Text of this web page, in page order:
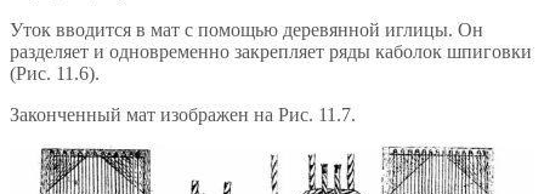
Уток вводится в мат с помощью деревянной иглицы. Он
разделяет и одновременно закрепляет ряды каболок шпиговки
(Рис. 11.6).
Законченный мат изображен на Рис. 11.7.